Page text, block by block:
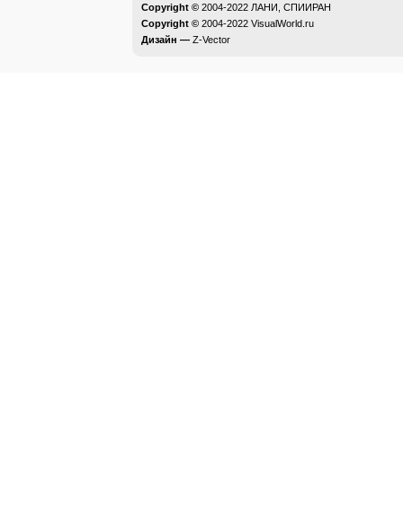
Copyright © 2004-2022 ЛАНИ, СПИИРАН
Copyright © 2004-2022 VisualWorld.ru
Дизайн — Z-Vector